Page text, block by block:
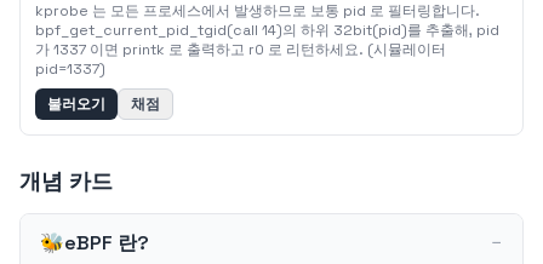
kprobe 는 모든 프로세스에서 발생하므로 보통 pid 로 필터링합니다.
bpf_get_current_pid_tgid(call 14)의 하위 32bit(pid)를 추출해, pid
가 1337 이면 printk 로 출력하고 r0 로 리턴하세요. (시뮬레이터
pid=1337)
불러오기
채점
개념 카드
🐝eBPF 란? −